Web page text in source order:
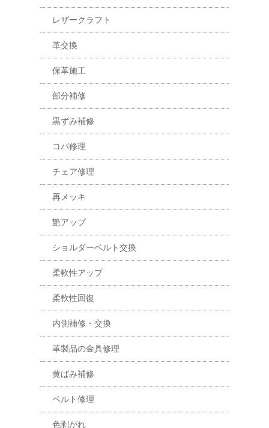
レザークラフト
革交換
保革施工
部分補修
黒ずみ補修
コバ修理
チェア修理
再メッキ
艶アップ
ショルダーベルト交換
柔軟性アップ
柔軟性回復
内側補修・交換
革製品の金具修理
黄ばみ補修
ベルト修理
色剥がれ